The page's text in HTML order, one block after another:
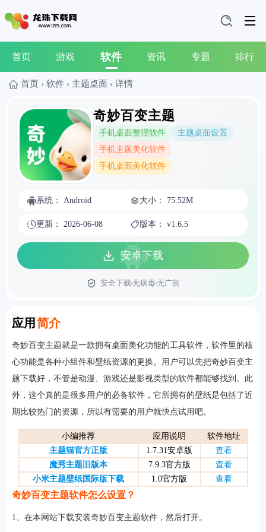
首页 游戏 软件 资讯 专题 排行
首页 › 软件 › 主题桌面 › 详情
奇妙百变主题
手机桌面整理软件
主题桌面设置
手机主题美化软件
手机桌面美化软件
系统： Android 大小： 75.52M
更新： 2026-06-08 版本： v1.6.5
安卓下载
安全下载无病毒无广告
应用 简介
Introduction
奇妙百变主题就是一款拥有桌面美化功能的工具软件，软件里的核
心功能是各种小组件和壁纸资源的更换。用户可以先把奇妙百变主
题下载好，不管是动漫、游戏还是影视类型的软件都能够找到。此
外，这个真的是很多用户的必备软件，它所拥有的壁纸是包括了近
期比较热门的资源，所以有需要的用户就快点试用吧。
小编推荐 应用说明
软件地址
主题猫官方正版
1.7.31安卓版
查看
魔秀主题旧版本
7.9.3官方版
查看
小米主题壁纸国际版下载
1.0官方版 查看
奇妙百变主题软件怎么设置？
1、在本网站下载安装奇妙百变主题软件，然后打开。